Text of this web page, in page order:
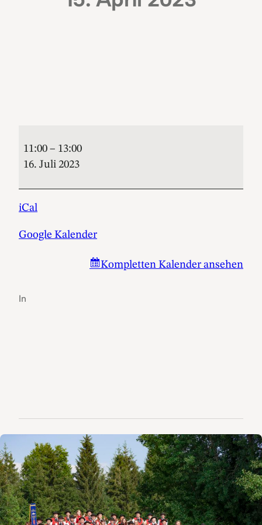
Luttingen
11:00 – 13:00
16. Juli 2023
iCal
Google Kalender
Kompletten Kalender ansehen
In